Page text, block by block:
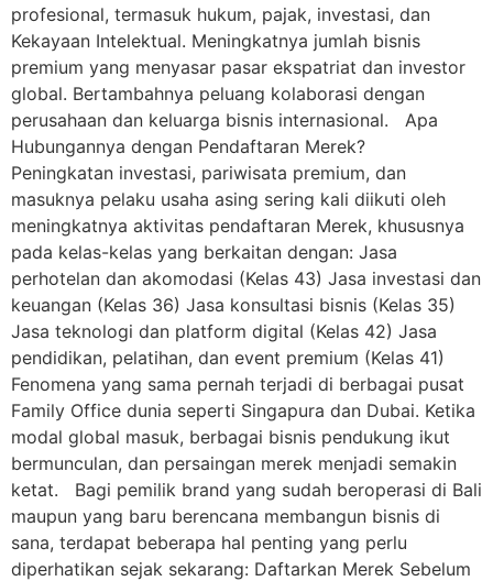
profesional, termasuk hukum, pajak, investasi, dan
Kekayaan Intelektual. Meningkatnya jumlah bisnis
premium yang menyasar pasar ekspatriat dan investor
global. Bertambahnya peluang kolaborasi dengan
perusahaan dan keluarga bisnis internasional. Apa
Hubungannya dengan Pendaftaran Merek?
Peningkatan investasi, pariwisata premium, dan
masuknya pelaku usaha asing sering kali diikuti oleh
meningkatnya aktivitas pendaftaran Merek, khususnya
pada kelas-kelas yang berkaitan dengan: Jasa
perhotelan dan akomodasi (Kelas 43) Jasa investasi dan
keuangan (Kelas 36) Jasa konsultasi bisnis (Kelas 35)
Jasa teknologi dan platform digital (Kelas 42) Jasa
pendidikan, pelatihan, dan event premium (Kelas 41)
Fenomena yang sama pernah terjadi di berbagai pusat
Family Office dunia seperti Singapura dan Dubai. Ketika
modal global masuk, berbagai bisnis pendukung ikut
bermunculan, dan persaingan merek menjadi semakin
ketat. Bagi pemilik brand yang sudah beroperasi di Bali
maupun yang baru berencana membangun bisnis di
sana, terdapat beberapa hal penting yang perlu
diperhatikan sejak sekarang: Daftarkan Merek Sebelum